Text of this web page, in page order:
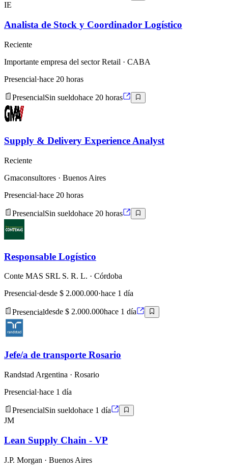
IE
Analista de Stock y Coordinador Logístico
Reciente
Importante empresa del sector Retail · CABA
Presencial·hace 20 horas
PresencialSin sueldohace 20 horas
Supply & Delivery Experience Analyst
Reciente
Gmaconsultores · Buenos Aires
Presencial·hace 20 horas
PresencialSin sueldohace 20 horas
Responsable Logístico
Conte MAS SRL S. R. L. · Córdoba
Presencial·desde $ 2.000.000·hace 1 día
Presencialdesde $ 2.000.000hace 1 día
Jefe/a de transporte Rosario
Randstad Argentina · Rosario
Presencial·hace 1 día
PresencialSin sueldohace 1 día
JM
Lean Supply Chain - VP
J.P. Morgan · Buenos Aires